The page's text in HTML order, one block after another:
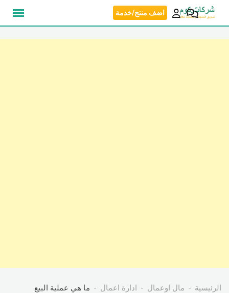
انتقل
اضف منتج/خدمة
الرئيسية مال اوعمال ادارة اعمال ما هي عملية البيع